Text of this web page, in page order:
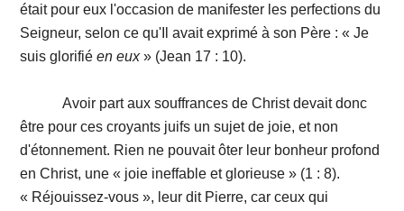
était pour eux l'occasion de manifester les perfections du
Seigneur, selon ce qu'Il avait exprimé à son Père : « Je
suis glorifiéen eux» (Jean 17 : 10).
Avoir part aux souffrances de Christ devait donc
être pour ces croyants juifs un sujet de joie, et non
d'étonnement. Rien ne pouvait ôter leur bonheur profond
en Christ, une « joie ineffable et glorieuse » (1 : 8).
« Réjouissez-vous », leur dit Pierre, car ceux qui